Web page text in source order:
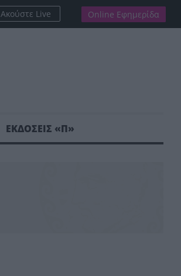
Ακούστε Live Online Εφημερίδα
ΕΚΔΟΣΕΙΣ «Π»